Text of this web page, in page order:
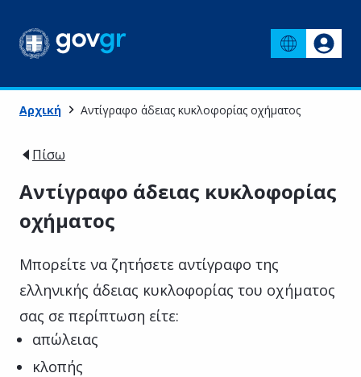
Αρχική Αντίγραφο άδειας κυκλοφορίας οχήματος
Πίσω
Αντίγραφο άδειας κυκλοφορίας
οχήματος
Μπορείτε να ζητήσετε αντίγραφο της
ελληνικής άδειας κυκλοφορίας του οχήματος
σας σε περίπτωση είτε:
απώλειας
κλοπής